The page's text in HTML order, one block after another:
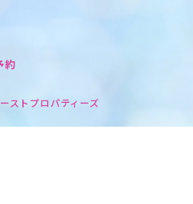
約
ストプロパティーズ